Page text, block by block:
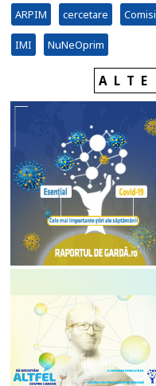
ARPIM cercetare
IMI NuNeOprim
ALTE